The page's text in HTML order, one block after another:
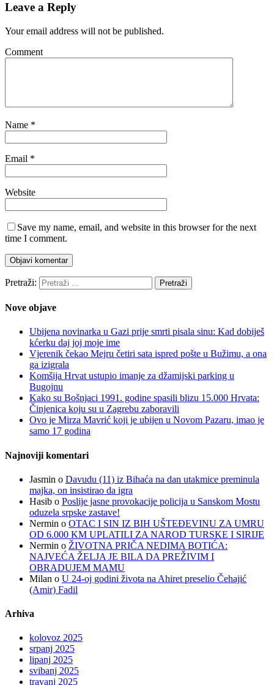
Leave a Reply
Your email address will not be published.
Comment
Name *
Email *
Website
Save my name, email, and website in this browser for the next
time I comment.
Pretraži:
Nove objave
Ubijena novinarka u Gazi prije smrti pisala sinu: Kad dobiješ
kćerku daj joj moje ime
Vjerenik čekao Mejru četiri sata ispred pošte u Bužimu, a ona
ga izigrala
Komšija Hrvat ustupio imanje za džamijski parking u
Bugojnu
Kako su Bošnjaci 1991. godine spasili blizu 15.000 Hrvata:
Činjenica koju su u Zagrebu zaboravili
Ovo je Mirza Mavrić koji je ubijen u Novom Pazaru, imao je
samo 17 godina
Najnoviji komentari
Jasmin o Davudu (11) iz Bihaća na dan utakmice preminula
majka, on insistirao da igra
Hasib o Poslije jasne provokacije policija u Sanskom Mostu
oduzela srpske zastave!
Nermin o OTAC I SIN IZ BIH UŠTEĐEVINU ZA UMRU
OD 6.000 KM UPLATILI ZA NAROD TURSKE I SIRIJE
Nermin o ŽIVOTNA PRIČA NEDIMA BOTIĆA:
NAJVEĆA ŽELJA JE BILA DA PREŽIVIM I
OBRADUJEM MAMU
Milan o U 24-oj godini života na Ahiret preselio Čehajić
(Amir) Fadil
Arhiva
kolovoz 2025
srpanj 2025
lipanj 2025
svibanj 2025
travanj 2025